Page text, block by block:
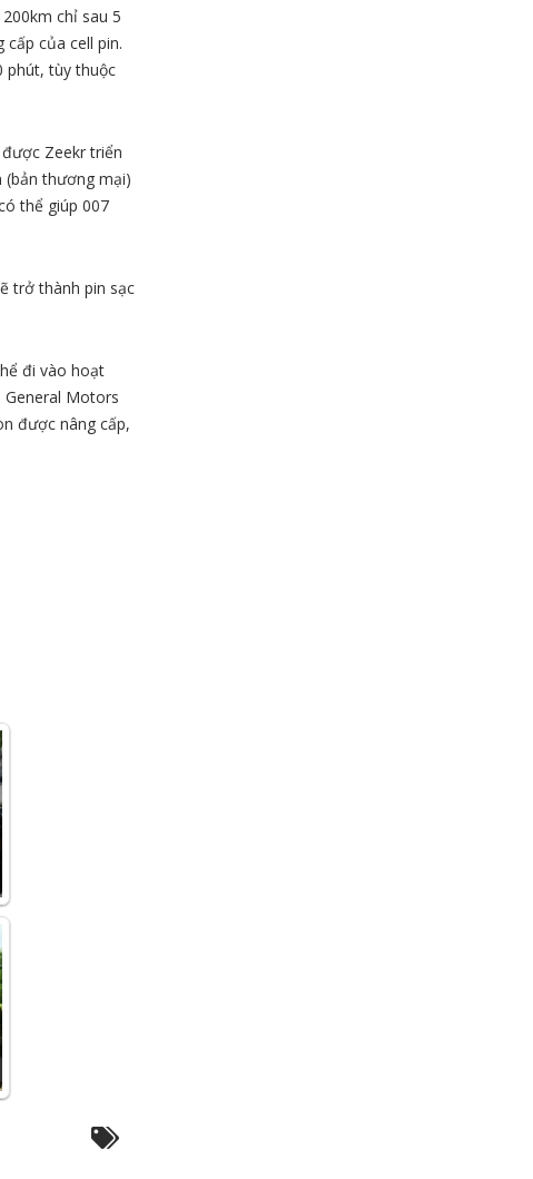
chỉ sau 5
cấp của cell pin.
phút, tùy thuộc
Zeekr triển
(bản thương mại)
thể giúp 007
trở thành pin sạc
đi vào hoạt
Motors
được nâng cấp,